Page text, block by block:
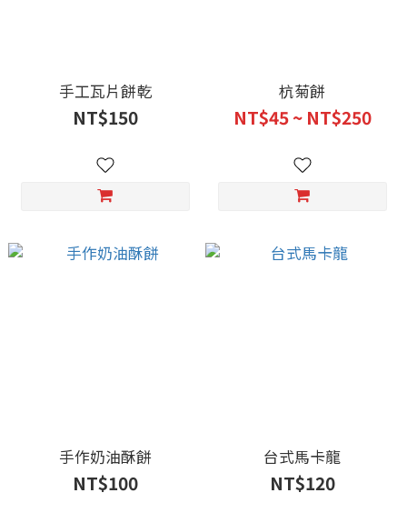
手工瓦片餅乾
NT$150
杭菊餅
NT$45 ~ NT$250
手作奶油酥餅
NT$100
台式馬卡龍
NT$120